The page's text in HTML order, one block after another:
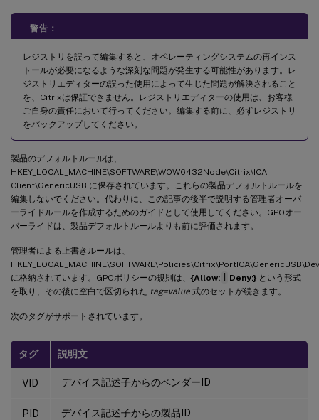
警告：
レジストリを誤って編集すると、オペレーティングシステムの再インス
トールが必要になるような深刻な問題が発生する可能性があります。レ
ジストリエディターの誤った使用によって生じた問題が解決されること
を、Citrixは保証できません。レジストリエディターの使用は、お客様
ご自身の責任において行ってください。編集する前に、必ずレジストリ
をバックアップしてください。
製品のデフォルトルールは、
HKEY_LOCAL_MACHINE\SOFTWARE\WOW6432Node\Citrix\ICA
Client\GenericUSB に保存されています。これらの製品デフォルトルールを
編集しないでください。代わりに、この記事の後半で説明する管理者オーバ
ーライドルールを作成するためのガイドとして使用してください。GPOオー
バーライドは、製品デフォルトルールよりも前に評価されます。
管理者による上書きルールは、
に格納されています。GPOポリシーの規則は、{Allow: Deny:}という形式
を取り、その後に空白で区切られた tag=value 式のセットが続きます。
次のタグがサポートされています。
タグ 説明文
VID デバイス記述子からのベンダーID
PID デバイス記述子からの製品ID